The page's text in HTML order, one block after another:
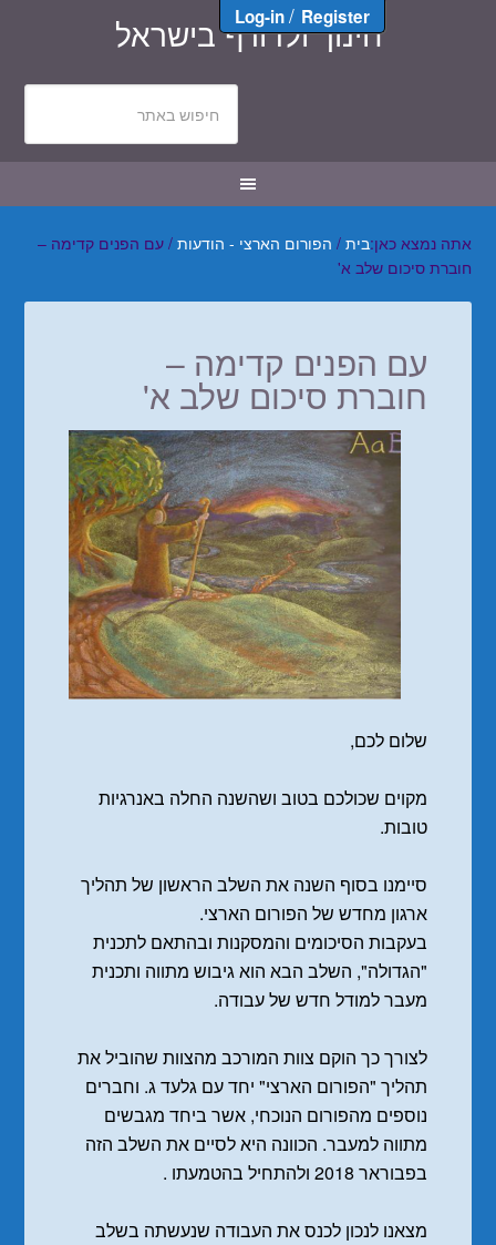
Log-in/ Register
חינוך ולדורף בישראל
אתה נמצא כאן:בית / הפורום הארצי - הודעות / עם הפנים קדימה –
חוברת סיכום שלב א'
עם הפנים קדימה –
חוברת סיכום שלב א'
שלום לכם,
מקוים שכולכם בטוב ושהשנה החלה באנרגיות
טובות.
סיימנו בסוף השנה את השלב הראשון של תהליך
ארגון מחדש של הפורום הארצי.
בעקבות הסיכומים והמסקנות ובהתאם לתכנית
"הגדולה", השלב הבא הוא גיבוש מתווה ותכנית
מעבר למודל חדש של עבודה.
לצורך כך הוקם צוות המורכב מהצוות שהוביל את
תהליך "הפורום הארצי" יחד עם גלעד ג. וחברים
נוספים מהפורום הנוכחי, אשר ביחד מגבשים
מתווה למעבר. הכוונה היא לסיים את השלב הזה
בפבוראר 2018 ולהתחיל בהטמעתו .
מצאנו לנכון לכנס את העבודה שנעשתה בשלב